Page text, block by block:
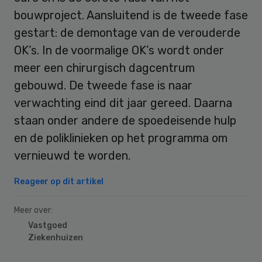
bouwproject. Aansluitend is de tweede fase
gestart: de demontage van de verouderde
OK’s. In de voormalige OK’s wordt onder
meer een chirurgisch dagcentrum
gebouwd. De tweede fase is naar
verwachting eind dit jaar gereed. Daarna
staan onder andere de spoedeisende hulp
en de poliklinieken op het programma om
vernieuwd te worden.
Reageer op dit artikel
Meer over:
Vastgoed
Ziekenhuizen